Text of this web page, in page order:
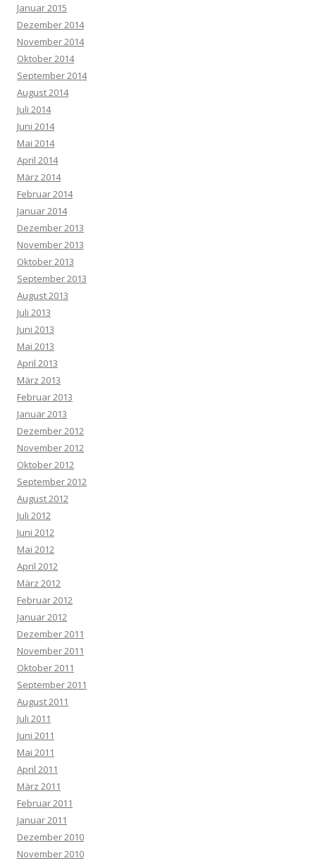
Januar 2015
Dezember 2014
November 2014
Oktober 2014
September 2014
August 2014
Juli 2014
Juni 2014
Mai 2014
April 2014
März 2014
Februar 2014
Januar 2014
Dezember 2013
November 2013
Oktober 2013
September 2013
August 2013
Juli 2013
Juni 2013
Mai 2013
April 2013
März 2013
Februar 2013
Januar 2013
Dezember 2012
November 2012
Oktober 2012
September 2012
August 2012
Juli 2012
Juni 2012
Mai 2012
April 2012
März 2012
Februar 2012
Januar 2012
Dezember 2011
November 2011
Oktober 2011
September 2011
August 2011
Juli 2011
Juni 2011
Mai 2011
April 2011
März 2011
Februar 2011
Januar 2011
Dezember 2010
November 2010